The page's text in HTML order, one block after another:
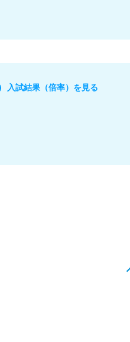
入試結果（倍率）を見る